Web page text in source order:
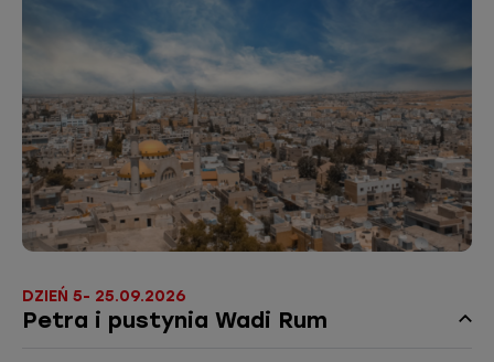
DZIEŃ 5- 25.09.2026
Petra i pustynia Wadi Rum